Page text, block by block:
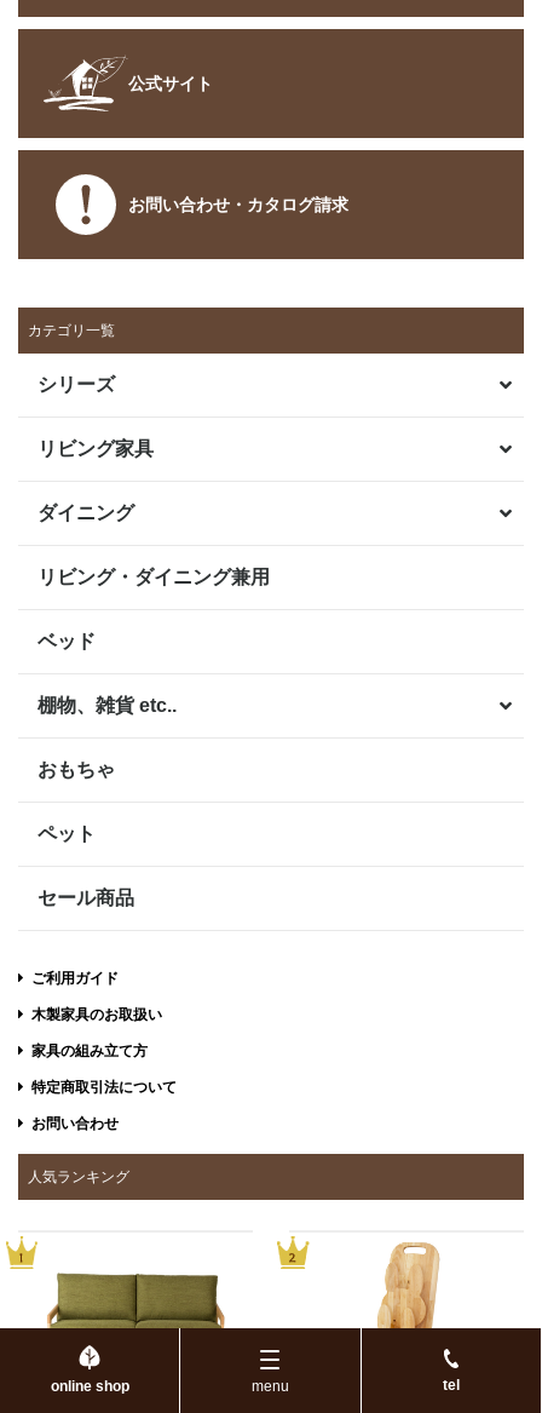
online shop menu tel
公式サイト
お問い合わせ・カタログ請求
カテゴリ一覧
シリーズ
リビング家具
ダイニング
リビング・ダイニング兼用
ベッド
棚物、雑貨 etc..
おもちゃ
ペット
セール商品
ご利用ガイド
木製家具のお取扱い
家具の組み立て方
特定商取引法について
お問い合わせ
人気ランキング